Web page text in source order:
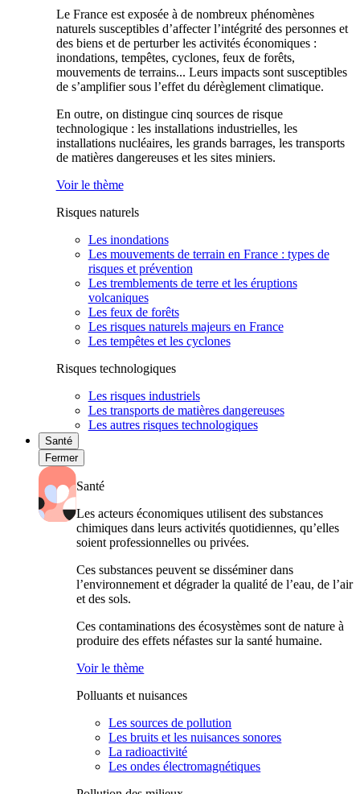
Le France est exposée à de nombreux phénomènes
naturels susceptibles d’affecter l’intégrité des personnes et
des biens et de perturber les activités économiques :
inondations, tempêtes, cyclones, feux de forêts,
mouvements de terrains... Leurs impacts sont susceptibles
de s’amplifier sous l’effet du dérèglement climatique.
En outre, on distingue cinq sources de risque
technologique : les installations industrielles, les
installations nucléaires, les grands barrages, les transports
de matières dangereuses et les sites miniers.
Voir le thème
Risques naturels
Les inondations
Les mouvements de terrain en France : types de
risques et prévention
Les tremblements de terre et les éruptions
volcaniques
Les feux de forêts
Les risques naturels majeurs en France
Les tempêtes et les cyclones
Risques technologiques
Les risques industriels
Les transports de matières dangereuses
Les autres risques technologiques
Santé
Fermer
Santé
Les acteurs économiques utilisent des substances
chimiques dans leurs activités quotidiennes, qu’elles
soient professionnelles ou privées.
Ces substances peuvent se disséminer dans
l’environnement et dégrader la qualité de l’eau, de l’air
et des sols.
Ces contaminations des écosystèmes sont de nature à
produire des effets néfastes sur la santé humaine.
Voir le thème
Polluants et nuisances
Les sources de pollution
Les bruits et les nuisances sonores
La radioactivité
Les ondes électromagnétiques